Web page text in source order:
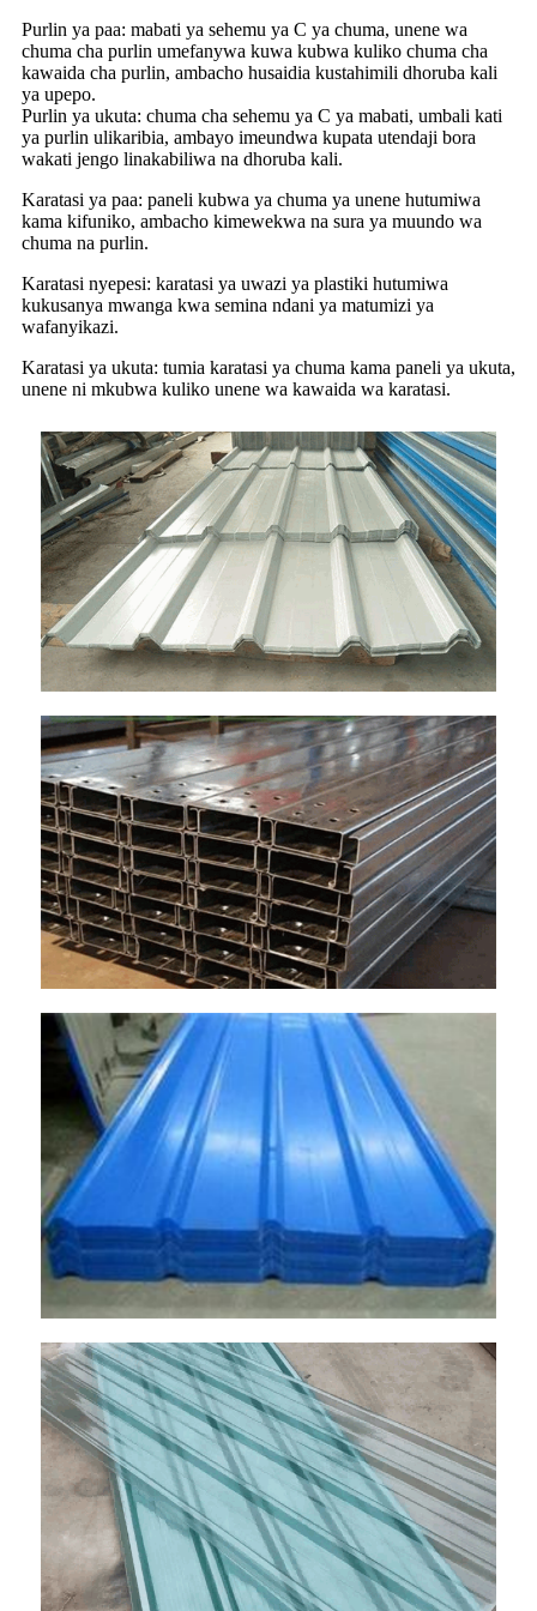
Purlin ya paa: mabati ya sehemu ya C ya chuma, unene wa
chuma cha purlin umefanywa kuwa kubwa kuliko chuma cha
kawaida cha purlin, ambacho husaidia kustahimili dhoruba kali
ya upepo.
Purlin ya ukuta: chuma cha sehemu ya C ya mabati, umbali kati
ya purlin ulikaribia, ambayo imeundwa kupata utendaji bora
wakati jengo linakabiliwa na dhoruba kali.
Karatasi ya paa: paneli kubwa ya chuma ya unene hutumiwa
kama kifuniko, ambacho kimewekwa na sura ya muundo wa
chuma na purlin.
Karatasi nyepesi: karatasi ya uwazi ya plastiki hutumiwa
kukusanya mwanga kwa semina ndani ya matumizi ya
wafanyikazi.
Karatasi ya ukuta: tumia karatasi ya chuma kama paneli ya ukuta,
unene ni mkubwa kuliko unene wa kawaida wa karatasi.